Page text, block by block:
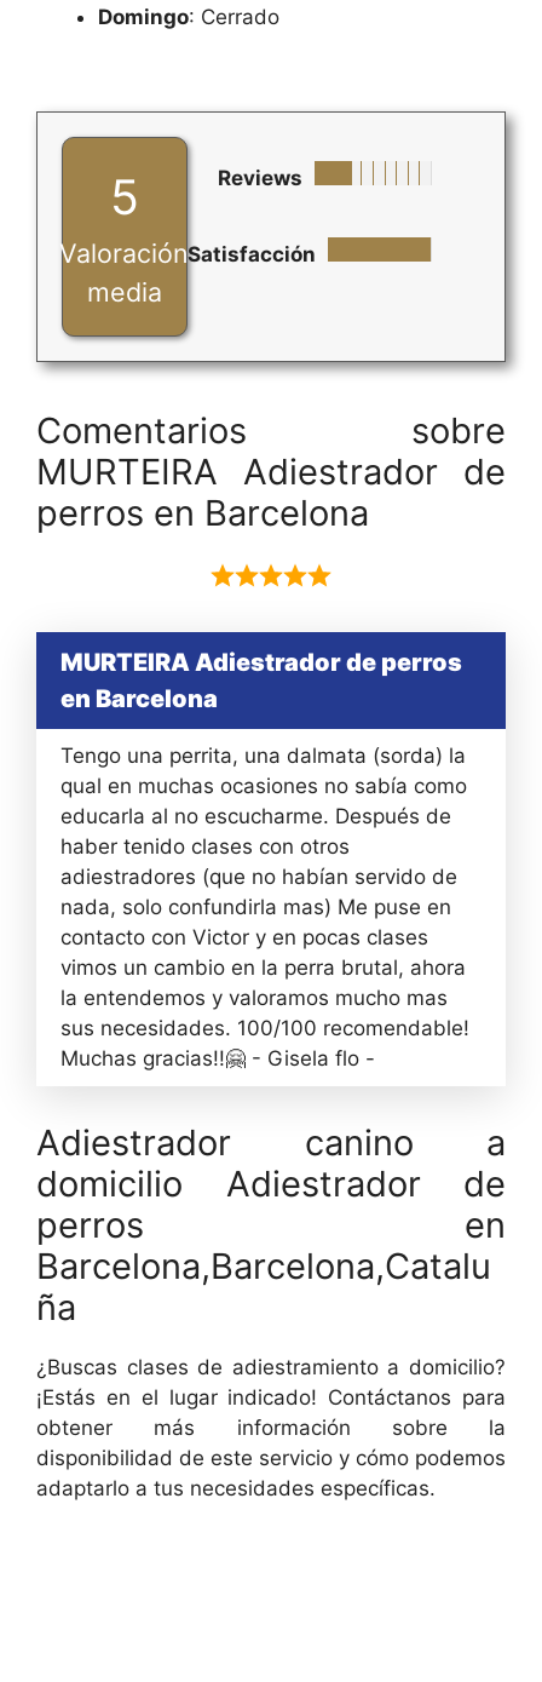
Domingo: Cerrado
5
Valoración
media
Reviews
Satisfacción
Comentarios sobre
MURTEIRA Adiestrador de
perros en Barcelona
MURTEIRA Adiestrador de perros
en Barcelona
Tengo una perrita, una dalmata (sorda) la
qual en muchas ocasiones no sabía como
educarla al no escucharme. Después de
haber tenido clases con otros
adiestradores (que no habían servido de
nada, solo confundirla mas) Me puse en
contacto con Victor y en pocas clases
vimos un cambio en la perra brutal, ahora
la entendemos y valoramos mucho mas
sus necesidades. 100/100 recomendable!
Muchas gracias!!🤗 - Gisela flo -
Adiestrador canino a
domicilio Adiestrador de
perros en
Barcelona,Barcelona,Catalu
ña
¿Buscas clases de adiestramiento a domicilio?
¡Estás en el lugar indicado! Contáctanos para
obtener más información sobre la
disponibilidad de este servicio y cómo podemos
adaptarlo a tus necesidades específicas.